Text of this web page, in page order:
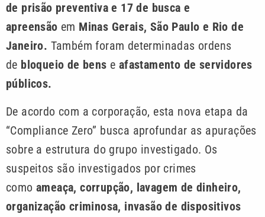
de prisão preventiva e 17 de busca e
apreensão em Minas Gerais, São Paulo e Rio de
Janeiro. Também foram determinadas ordens
de bloqueio de bens e afastamento de servidores
públicos.
De acordo com a corporação, esta nova etapa da
“Compliance Zero” busca aprofundar as apurações
sobre a estrutura do grupo investigado. Os
suspeitos são investigados por crimes
como ameaça, corrupção, lavagem de dinheiro,
organização criminosa, invasão de dispositivos